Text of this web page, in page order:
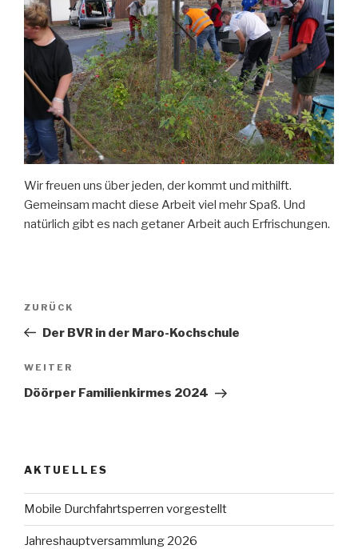
Wir freuen uns über jeden, der kommt und mithilft.
Gemeinsam macht diese Arbeit viel mehr Spaß. Und
natürlich gibt es nach getaner Arbeit auch Erfrischungen.
Beitragsnavigation
Vorheriger
Beitrag
ZURÜCK
Der BVR in der Maro-Kochschule
Nächster
Beitrag
WEITER
Döörper Familienkirmes 2024
AKTUELLES
Mobile Durchfahrtsperren vorgestellt
Jahreshauptversammlung 2026